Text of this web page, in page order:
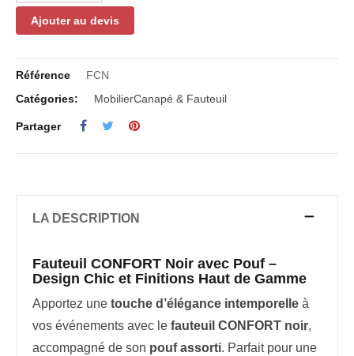
Ajouter au devis
Référence
FCN
Catégories:
MobilierCanapé & Fauteuil
Partager
LA DESCRIPTION
Fauteuil CONFORT Noir avec Pouf –
Design Chic et Finitions Haut de Gamme
Apportez une touche d’élégance intemporelle à
vos événements avec le fauteuil CONFORT noir,
accompagné de son pouf assorti. Parfait pour une